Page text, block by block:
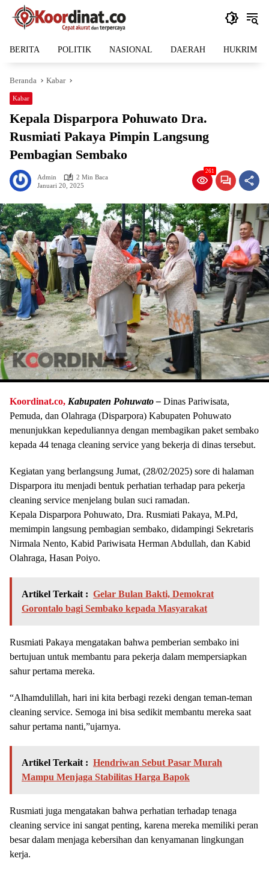
Langsung
BERITA POLITIK NASIONAL DAERAH HUKRIM
Beranda Kabar
Kabar
Kepala Disparpora Pohuwato Dra.
Rusmiati Pakaya Pimpin Langsung
Pembagian Sembako
Admin
2 Min Baca
Januari 20, 2025
261
Koordinat.co, Kabupaten Pohuwato – Dinas Pariwisata,
Pemuda, dan Olahraga (Disparpora) Kabupaten Pohuwato
menunjukkan kepeduliannya dengan membagikan paket sembako
kepada 44 tenaga cleaning service yang bekerja di dinas tersebut.
Kegiatan yang berlangsung Jumat, (28/02/2025) sore di halaman
Disparpora itu menjadi bentuk perhatian terhadap para pekerja
cleaning service menjelang bulan suci ramadan.
Kepala Disparpora Pohuwato, Dra. Rusmiati Pakaya, M.Pd,
memimpin langsung pembagian sembako, didampingi Sekretaris
Nirmala Nento, Kabid Pariwisata Herman Abdullah, dan Kabid
Olahraga, Hasan Poiyo.
Artikel Terkait : Gelar Bulan Bakti, Demokrat
Gorontalo bagi Sembako kepada Masyarakat
Rusmiati Pakaya mengatakan bahwa pemberian sembako ini
bertujuan untuk membantu para pekerja dalam mempersiapkan
sahur pertama mereka.
“Alhamdulillah, hari ini kita berbagi rezeki dengan teman-teman
cleaning service. Semoga ini bisa sedikit membantu mereka saat
sahur pertama nanti,”ujarnya.
Artikel Terkait : Hendriwan Sebut Pasar Murah
Mampu Menjaga Stabilitas Harga Bapok
Rusmiati juga mengatakan bahwa perhatian terhadap tenaga
cleaning service ini sangat penting, karena mereka memiliki peran
besar dalam menjaga kebersihan dan kenyamanan lingkungan
kerja.